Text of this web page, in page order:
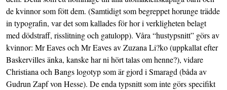
de kvinnor som fött dem. (Samtidigt som begreppet horunge trädde
in typografin, var det som kallades för hor i verkligheten belagt
med dödstraff, risslitning och gatulopp). Våra “hustypsnitt” görs av
kvinnor: Mr Eaves och Mr Eaves av Zuzana Li?ko (uppkallat efter
Baskervilles änka, kanske har ni hört talas om henne?), vidare
Christiana och Bangs logotyp som är gjord i Smaragd (båda av
Gudrun Zapf von Hesse). De enda typsnitt som inte görs specifikt